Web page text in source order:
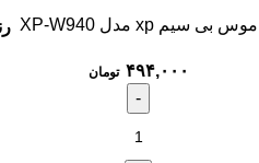
موس بی سیم xp مدل XP-W940
۴۹۴,۰۰۰ تومان